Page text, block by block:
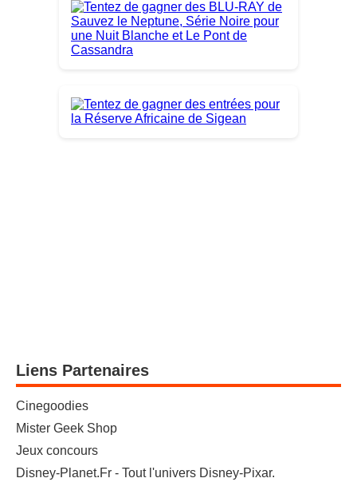
Liens Partenaires
Cinegoodies
Mister Geek Shop
Jeux concours
Disney-Planet.Fr - Tout l'univers Disney-Pixar.